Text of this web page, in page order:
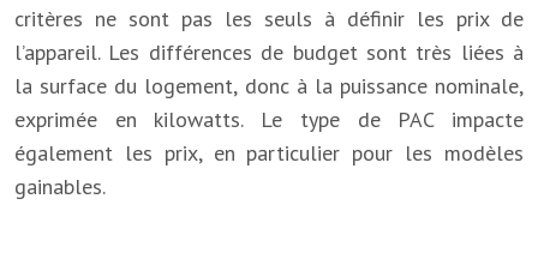
critères ne sont pas les seuls à définir les prix de
l’appareil. Les différences de budget sont très liées à
la surface du logement, donc à la puissance nominale,
exprimée en kilowatts. Le type de PAC impacte
également les prix, en particulier pour les modèles
gainables.